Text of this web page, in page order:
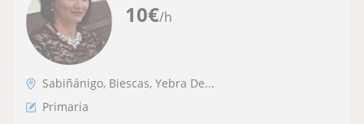
10€/h
Sabiñánigo, Biescas, Yebra De...
Primaria